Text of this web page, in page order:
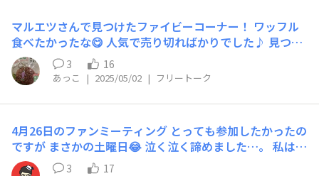
マルエツさんで見つけたファイビーコーナー！ ワッフル
食べたかったな😋 人気で売り切ればかりでした♪ 見つけ
るとなぜかテンション上がりますね😍
3 16
あっこ | 2025/05/02 | フリートーク
4月26日のファンミーティング とっても参加したかったの
ですが まさかの土曜日😂 泣く泣く諦めました…。 私は児
童福祉職なので 1週間のうちで土曜日と祝日が 1番忙しい
3 17